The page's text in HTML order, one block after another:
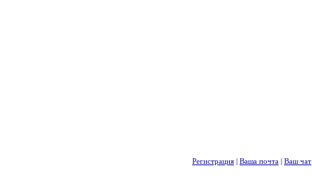
Регистрация | Ваша почта | Ваш чат